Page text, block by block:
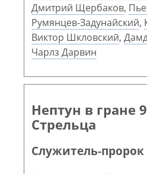
Дмитрий Щербаков,
Румянцев-Задунайский,
Виктор Шкловский,
Чарлз Дарвин
Нептун в гране
Стрельца
Служитель-пророк